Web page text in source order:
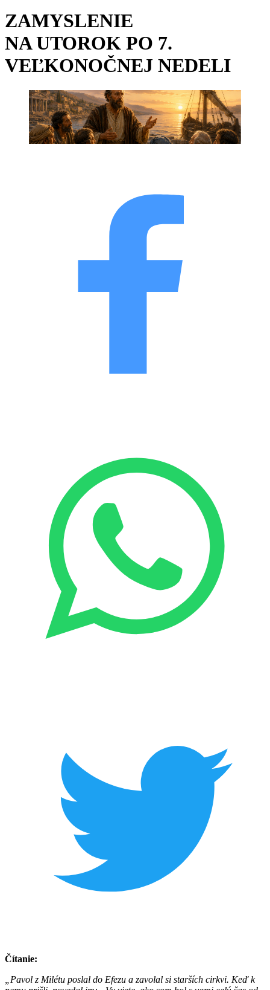
ZAMYSLENIE
NA UTOROK PO 7.
VEĽKONOČNEJ NEDELI
Čítanie:
„Pavol z Milétu poslal do Efezu a zavolal si starších cirkvi. Keď k